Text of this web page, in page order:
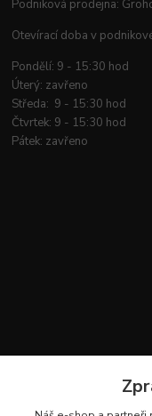
Podniková prodejna:
Otevírací doba v
Pondělí: 9 - 15:30 hod
Úterý: zavřeno
Středa: 9 - 15:30 hod
Čtvrtek: 9 - 15:30 hod
Pátek: zavřeno